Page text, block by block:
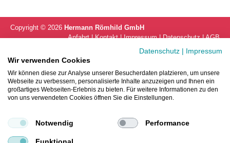
Copyright © 2026 Hermann Römhild GmbH
Anfahrt
Kontakt Impressum Datenschutz
AGB
Datenschutz
Impressum
Wir verwenden Cookies
Wir können diese zur Analyse unserer Besucherdaten platzieren, um unsere
Webseite zu verbessern, personalisierte Inhalte anzuzeigen und Ihnen ein
großartiges Webseiten-Erlebnis zu bieten. Für weitere Informationen zu den
von uns verwendeten Cookies öffnen Sie die Einstellungen.
Notwendig Performance
Funktional